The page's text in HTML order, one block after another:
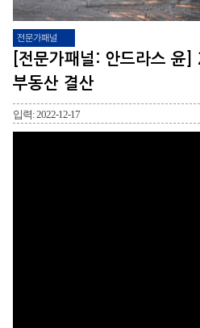
전문가패널
[전문가패널: 안드라스 윤
부동산 결산
입력: 2022-12-17